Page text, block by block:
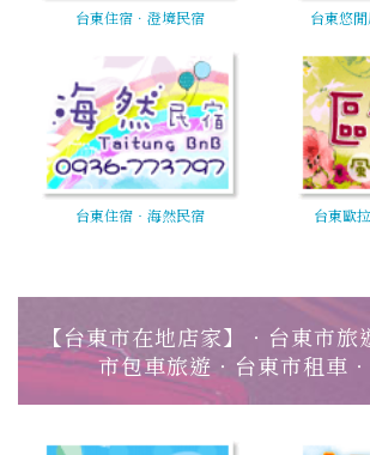
台東住宿．澄境民宿 台東悠
台東住宿‧海然民宿 台東歐
【台東市在地店家】‧台東市
市包車旅遊‧台東市租車